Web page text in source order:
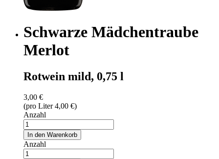
Schwarze Mädchentraube
Merlot
Rotwein mild, 0,75 l
3,00 €
(pro Liter 4,00 €)
Anzahl
In den Warenkorb
Anzahl